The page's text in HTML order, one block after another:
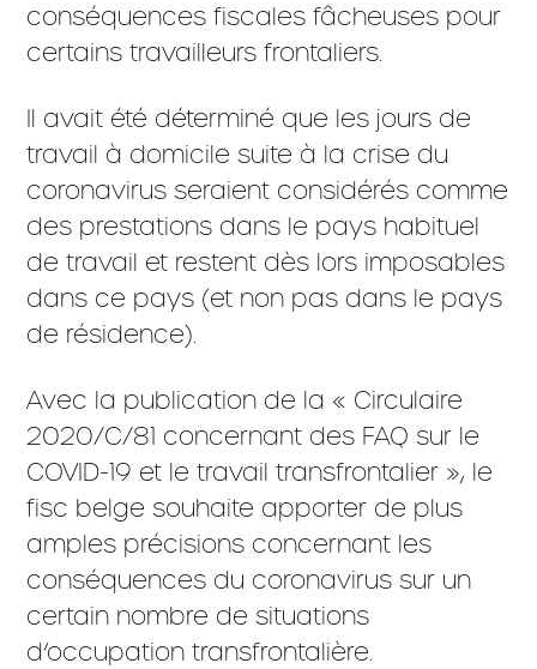
conséquences fiscales fâcheuses pour
certains travailleurs frontaliers.
Il avait été déterminé que les jours de
travail à domicile suite à la crise du
coronavirus seraient considérés comme
des prestations dans le pays habituel
de travail et restent dès lors imposables
dans ce pays (et non pas dans le pays
de résidence).
Avec la publication de la « Circulaire
2020/C/81 concernant des FAQ sur le
COVID-19 et le travail transfrontalier », le
fisc belge souhaite apporter de plus
amples précisions concernant les
conséquences du coronavirus sur un
certain nombre de situations
d’occupation transfrontalière.